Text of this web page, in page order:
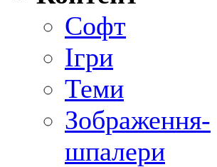
Софт
Ігри
Теми
Зображення-
шпалери